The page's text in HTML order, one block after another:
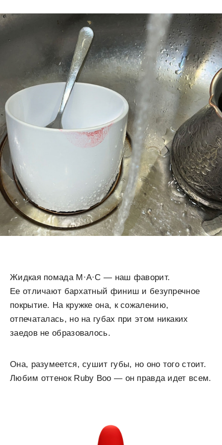
Жидкая помада M·A·C — наш фаворит.
Ее отличают бархатный финиш и безупречное
покрытие. На кружке она, к сожалению,
отпечаталась, но на губах при этом никаких
заедов не образовалось.
Она, разумеется, сушит губы, но оно того стоит.
Любим оттенок Ruby Boo — он правда идет всем.